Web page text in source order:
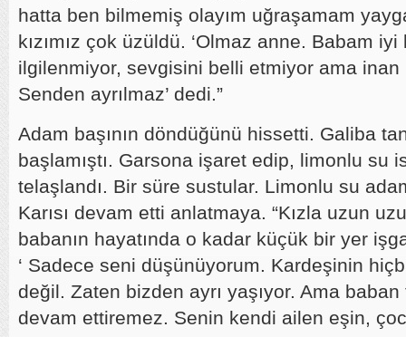
hatta ben bilmemiş olayım uğraşamam
kızımız çok üzüldü. ‘Olmaz anne. Babam
ilgilenmiyor, sevgisini belli etmiyor ama
Senden ayrılmaz’ dedi.”
Adam başının döndüğünü hissetti. Galiba
başlamıştı. Garsona işaret edip, limonlu su
telaşlandı. Bir süre sustular. Limonlu su
Karısı devam etti anlatmaya. “Kızla uzun
babanın hayatında o kadar küçük bir yer
‘ Sadece seni düşünüyorum. Kardeşinin
değil. Zaten bizden ayrı yaşıyor. Ama baban
devam ettiremez. Senin kendi ailen eşin,